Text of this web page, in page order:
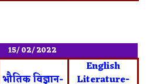
15/ 02/ 2022
भौतिक विज्ञान-
English
Literature-